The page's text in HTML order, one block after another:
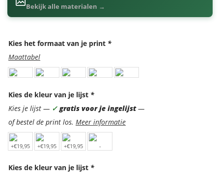
Bekijk alle materialen →
Kies het formaat van je print *
Maattabel
Kies de kleur van je lijst *
Kies je lijst — ✓gratis voor je ingelijst—
of bestel de print los. Meer informatie
Kies de kleur van je lijst *